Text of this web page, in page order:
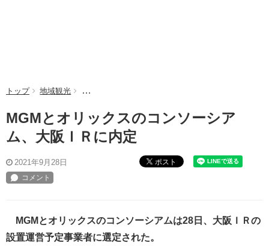
トップ 地域観光 MGMとオリックスのコンソーシアム、大阪ＩＲに内
MGMとオリックスのコンソーシア
ム、大阪ＩＲに内定
2021年9月28日 ポスト
MGMとオリックスのコンソーシアムは28日、大阪ＩＲの
設置運営予定事業者に選定された。